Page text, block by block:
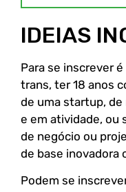
IDEIAS
Para se inscrever
trans, ter 18 anos
de uma startup,
e em atividade, ou
de negócio ou
de base inovadora
Podem se